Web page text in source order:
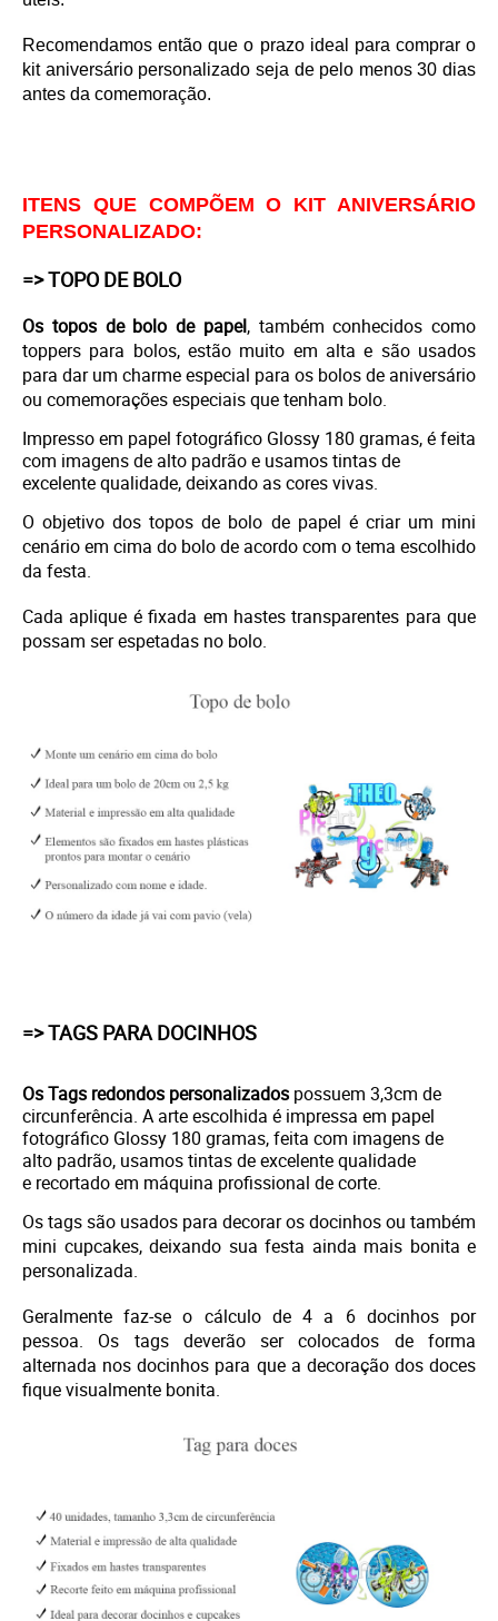
Recomendamos então que o prazo ideal para comprar o
kit aniversário personalizado seja de pelo menos 30 dias
antes da comemoração.
ITENS QUE COMPÕEM O KIT ANIVERSÁRIO
PERSONALIZADO:
=> TOPO DE BOLO
Os topos de bolo de papel, também conhecidos como
toppers para bolos, estão muito em alta e são usados
para dar um charme especial para os bolos de aniversário
ou comemorações especiais que tenham bolo.
Impresso em papel fotográfico Glossy 180 gramas, é feita
com imagens de alto padrão e usamos tintas de
excelente qualidade, deixando as cores vivas.
O objetivo dos topos de bolo de papel é criar um mini
cenário em cima do bolo de acordo com o tema escolhido
da festa.
Cada aplique é fixada em hastes transparentes para que
possam ser espetadas no bolo.
=> TAGS PARA DOCINHOS
Os Tags redondos personalizados possuem 3,3cm de
circunferência. A arte escolhida é impressa em papel
fotográfico Glossy 180 gramas, feita com imagens de
alto padrão, usamos tintas de excelente qualidade
e recortado em máquina profissional de corte.
Os tags são usados para decorar os docinhos ou também
mini cupcakes, deixando sua festa ainda mais bonita e
personalizada.
Geralmente faz-se o cálculo de 4 a 6 docinhos por
pessoa. Os tags deverão ser colocados de forma
alternada nos docinhos para que a decoração dos doces
fique visualmente bonita.